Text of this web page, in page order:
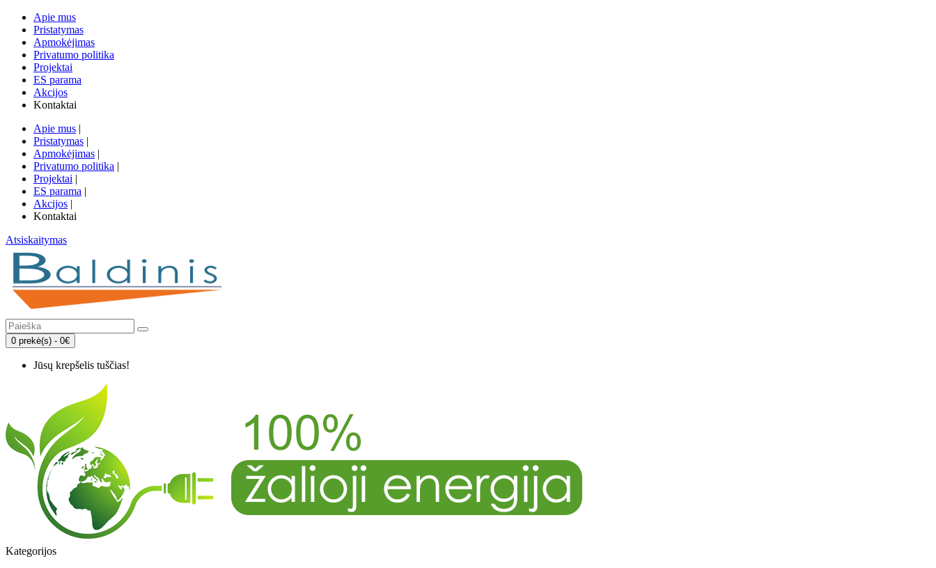
Apie mus
Pristatymas
Apmokėjimas
Privatumo politika
Projektai
ES parama
Akcijos
Kontaktai
Apie mus |
Pristatymas |
Apmokėjimas |
Privatumo politika |
Projektai |
ES parama |
Akcijos |
Kontaktai
Atsiskaitymas
0 prekė(s) - 0€
Jūsų krepšelis tuščias!
Kategorijos